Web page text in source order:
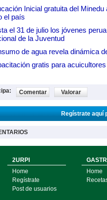
Inicial gratuita del
el país
el 31 de julio los jóvenes
de la Juventud
de agua revela dinámica
gratis para
Comentar Valorar
Regístrate aquí
2URPI
Home
Regístrate
Post de usuarios
Home